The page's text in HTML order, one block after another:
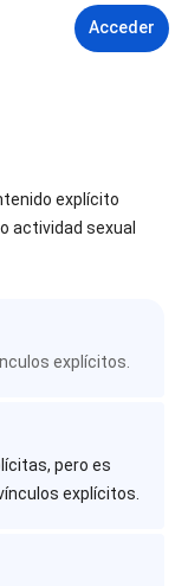
Acceder
explícito
actividad sexual
explícitos.
pero es
explícitos.